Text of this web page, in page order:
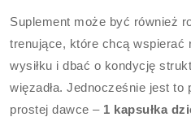
Suplement może być również
trenujące, które chcą wspierać
wysiłku i dbać o kondycję
więzadła. Jednocześnie jest
prostej dawce – 1 kapsułka